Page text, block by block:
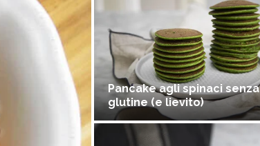
Pancake agli spinaci senza
glutine (e lievito)